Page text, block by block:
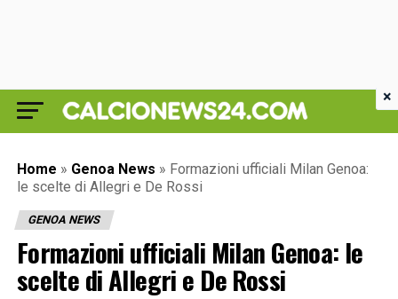
Home » Genoa News » Formazioni ufficiali Milan Genoa:
le scelte di Allegri e De Rossi
GENOA NEWS
Formazioni ufficiali Milan Genoa: le
scelte di Allegri e De Rossi
×